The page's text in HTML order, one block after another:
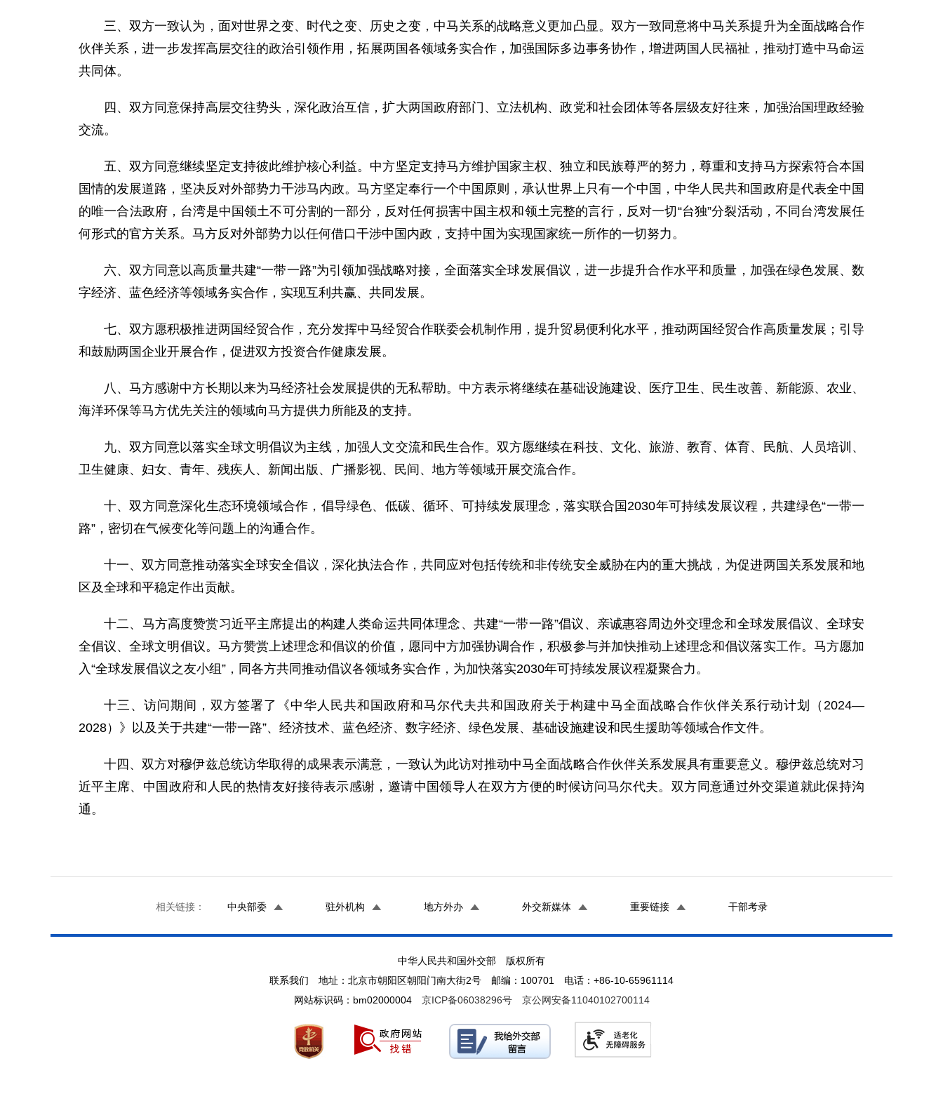
三、双方一致认为，面对世界之变、时代之变、历史之变，中马关系的战略意义更加凸显。双方一致同意将中马关系提升为全面战略合作
伙伴关系，进一步发挥高层交往的政治引领作用，拓展两国各领域务实合作，加强国际多边事务协作，增进两国人民福祉，推动打造中马命运
共同体。
四、双方同意保持高层交往势头，深化政治互信，扩大两国政府部门、立法机构、政党和社会团体等各层级友好往来，加强治国理政经验
交流。
五、双方同意继续坚定支持彼此维护核心利益。中方坚定支持马方维护国家主权、独立和民族尊严的努力，尊重和支持马方探索符合本国
国情的发展道路，坚决反对外部势力干涉马内政。马方坚定奉行一个中国原则，承认世界上只有一个中国，中华人民共和国政府是代表全中国
的唯一合法政府，台湾是中国领土不可分割的一部分，反对任何损害中国主权和领土完整的言行，反对一切“台独”分裂活动，不同台湾发展任
何形式的官方关系。马方反对外部势力以任何借口干涉中国内政，支持中国为实现国家统一所作的一切努力。
六、双方同意以高质量共建“一带一路”为引领加强战略对接，全面落实全球发展倡议，进一步提升合作水平和质量，加强在绿色发展、数
字经济、蓝色经济等领域务实合作，实现互利共赢、共同发展。
七、双方愿积极推进两国经贸合作，充分发挥中马经贸合作联委会机制作用，提升贸易便利化水平，推动两国经贸合作高质量发展；引导
和鼓励两国企业开展合作，促进双方投资合作健康发展。
八、马方感谢中方长期以来为马经济社会发展提供的无私帮助。中方表示将继续在基础设施建设、医疗卫生、民生改善、新能源、农业、
海洋环保等马方优先关注的领域向马方提供力所能及的支持。
九、双方同意以落实全球文明倡议为主线，加强人文交流和民生合作。双方愿继续在科技、文化、旅游、教育、体育、民航、人员培训、
卫生健康、妇女、青年、残疾人、新闻出版、广播影视、民间、地方等领域开展交流合作。
十、双方同意深化生态环境领域合作，倡导绿色、低碳、循环、可持续发展理念，落实联合国2030年可持续发展议程，共建绿色“一带一
路”，密切在气候变化等问题上的沟通合作。
十一、双方同意推动落实全球安全倡议，深化执法合作，共同应对包括传统和非传统安全威胁在内的重大挑战，为促进两国关系发展和地
区及全球和平稳定作出贡献。
十二、马方高度赞赏习近平主席提出的构建人类命运共同体理念、共建“一带一路”倡议、亲诚惠容周边外交理念和全球发展倡议、全球安
全倡议、全球文明倡议。马方赞赏上述理念和倡议的价值，愿同中方加强协调合作，积极参与并加快推动上述理念和倡议落实工作。马方愿加
入“全球发展倡议之友小组”，同各方共同推动倡议各领域务实合作，为加快落实2030年可持续发展议程凝聚合力。
十三、访问期间，双方签署了《中华人民共和国政府和马尔代夫共和国政府关于构建中马全面战略合作伙伴关系行动计划（2024—
2028）》以及关于共建“一带一路”、经济技术、蓝色经济、数字经济、绿色发展、基础设施建设和民生援助等领域合作文件。
十四、双方对穆伊兹总统访华取得的成果表示满意，一致认为此访对推动中马全面战略合作伙伴关系发展具有重要意义。穆伊兹总统对习
近平主席、中国政府和人民的热情友好接待表示感谢，邀请中国领导人在双方方便的时候访问马尔代夫。双方同意通过外交渠道就此保持沟
通。
相关链接： 中央部委 驻外机构 地方外办 外交新媒体 重要链接 干部考录
中华人民共和国外交部 版权所有
联系我们 地址：北京市朝阳区朝阳门南大街2号 邮编：100701 电话：+86-10-65961114
网站标识码：bm02000004 京ICP备06038296号 京公网安备11040102700114